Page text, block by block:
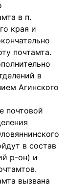
в п.
края и
почтамта.
в
Агинского
почтовой
в состав
р-он) и
вызвана